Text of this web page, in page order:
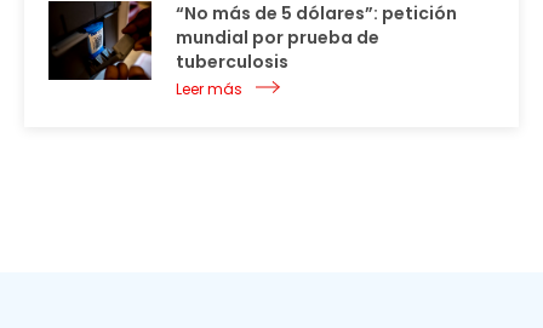
“No más de 5 dólares”: petición
mundial por prueba de
tuberculosis
Leer más